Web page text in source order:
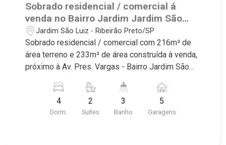
Sobrado residencial / comercial á
venda no Bairro Jardim Jardim São
Luiz, próximo à Av. Pres. Vargas -
Ribeirão Preto/SP.
Jardim São Luiz - Ribeirão Preto/SP
Sobrado residencial / comercial com 216m² de
área terreno e 233m² de área construída à venda,
próximo à Av. Pres. Vargas - Bairro Jardim São
características deste imóvel que a Martinelli
Imobiliária selecionou para você: - 216m² de área
terreno e 233m² de área construída - 4
4
Dorm.
2
Suítes
3
Banho
5
Garagens